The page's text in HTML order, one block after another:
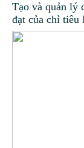
Tạo và quản lý
đạt của chỉ tiêu